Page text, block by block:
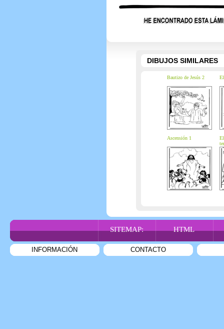
DIBUJOS SIMILARES
Bautizo de Jesús 2
Ascensión 1
SITEMAP: HTML
INFORMACIÓN CONTACTO